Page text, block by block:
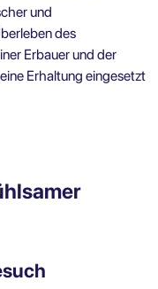
und
des
Erbauer und der
Erhaltung eingesetzt